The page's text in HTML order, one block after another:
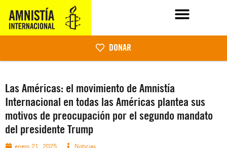
DONAR
Las Américas: el movimiento de Amnistía
Internacional en todas las Américas plantea sus
motivos de preocupación por el segundo mandato
del presidente Trump
enero 21, 2025 Noticias